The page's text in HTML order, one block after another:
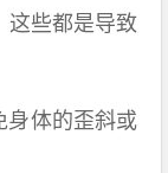
这些都是导致
身体的歪斜或